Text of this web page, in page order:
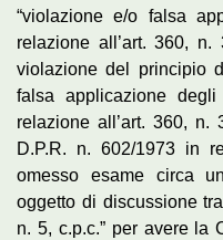
“violazione e/o falsa
relazione all’art. 360,
violazione del principio
falsa applicazione
relazione all’art. 360, n.
D.P.R. n. 602/1973 in
omesso esame circa
oggetto di discussione
n. 5, c.p.c.” per avere la